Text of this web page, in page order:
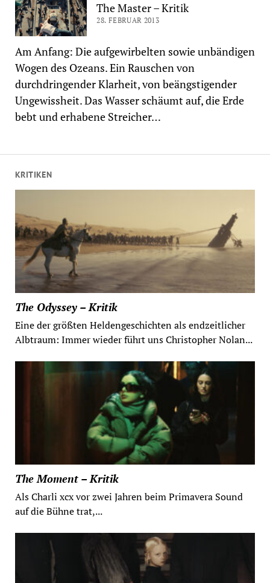
KRITIKEN
The Odyssey – Kritik
Eine der größten Heldengeschichten als endzeitlicher
Albtraum: Immer wieder führt uns Christopher Nolan...
The Moment – Kritik
Als Charli xcx vor zwei Jahren beim Primavera Sound
auf die Bühne trat,...
The Master – Kritik
28. FEBRUAR 2013
Am Anfang: Die aufgewirbelten sowie unbändigen
Wogen des Ozeans. Ein Rauschen von
durchdringender Klarheit, von beängstigender
Ungewissheit. Das Wasser schäumt auf, die Erde
bebt und erhabene Streicher…